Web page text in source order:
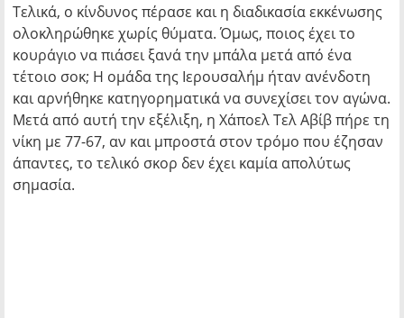
Τελικά, ο κίνδυνος πέρασε και η διαδικασία εκκένωσης
ολοκληρώθηκε χωρίς θύματα. Όμως, ποιος έχει το
κουράγιο να πιάσει ξανά την μπάλα μετά από ένα
τέτοιο σοκ; Η ομάδα της Ιερουσαλήμ ήταν ανένδοτη
και αρνήθηκε κατηγορηματικά να συνεχίσει τον αγώνα.
Μετά από αυτή την εξέλιξη, η Χάποελ Τελ Αβίβ πήρε τη
νίκη με 77-67, αν και μπροστά στον τρόμο που έζησαν
άπαντες, το τελικό σκορ δεν έχει καμία απολύτως
σημασία.